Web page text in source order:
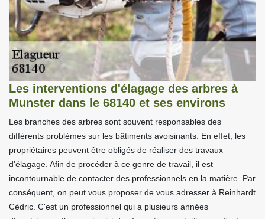
Les interventions d'élagage des arbres à
Munster dans le 68140 et ses environs
Les branches des arbres sont souvent responsables des
différents problèmes sur les bâtiments avoisinants. En effet, les
propriétaires peuvent être obligés de réaliser des travaux
d'élagage. Afin de procéder à ce genre de travail, il est
incontournable de contacter des professionnels en la matière. Par
conséquent, on peut vous proposer de vous adresser à Reinhardt
Cédric. C'est un professionnel qui a plusieurs années